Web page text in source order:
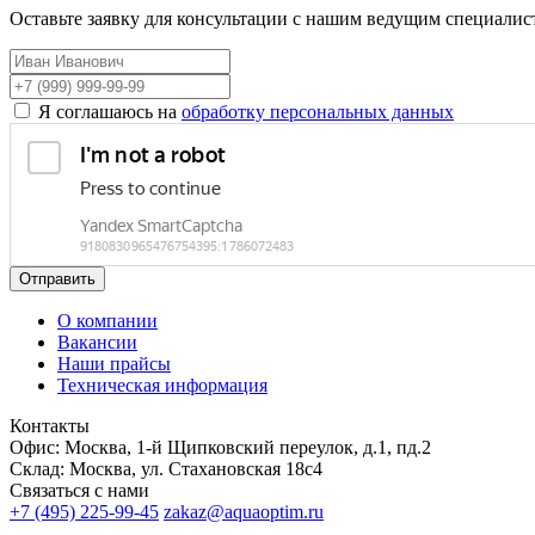
Оставьте заявку для консультации с нашим ведущим
Я соглашаюсь на обработку персональных данных
Отправить
О компании
Вакансии
Наши прайсы
Техническая информация
Контакты
Офис: Москва, 1-й Щипковский переулок, д.1, пд.2
Склад: Москва, ул. Стахановская 18с4
Связаться с нами
+7 (495) 225-99-45 zakaz@aquaoptim.ru